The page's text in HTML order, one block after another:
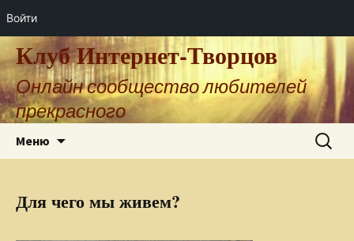
Войти
Клуб Интернет-Творцов
Онлайн сообщество любителей
прекрасного
Меню Найти:
Для чего мы живем?